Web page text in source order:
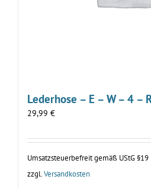
Lederhose – E – W – 4 –
29,99 €
Umsatzsteuerbefreit gemäß UStG §19
zzgl. Versandkosten